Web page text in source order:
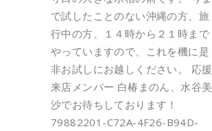
で試したことのない沖縄の方、旅
行中の方、１４時から２１時まで
やっていますので、これを機に是
非お試しにお越しください。 応援
来店メンバー 白椿まのん、水谷美
沙でお待ちしております！
79882201-C72A-4F26-B94D-